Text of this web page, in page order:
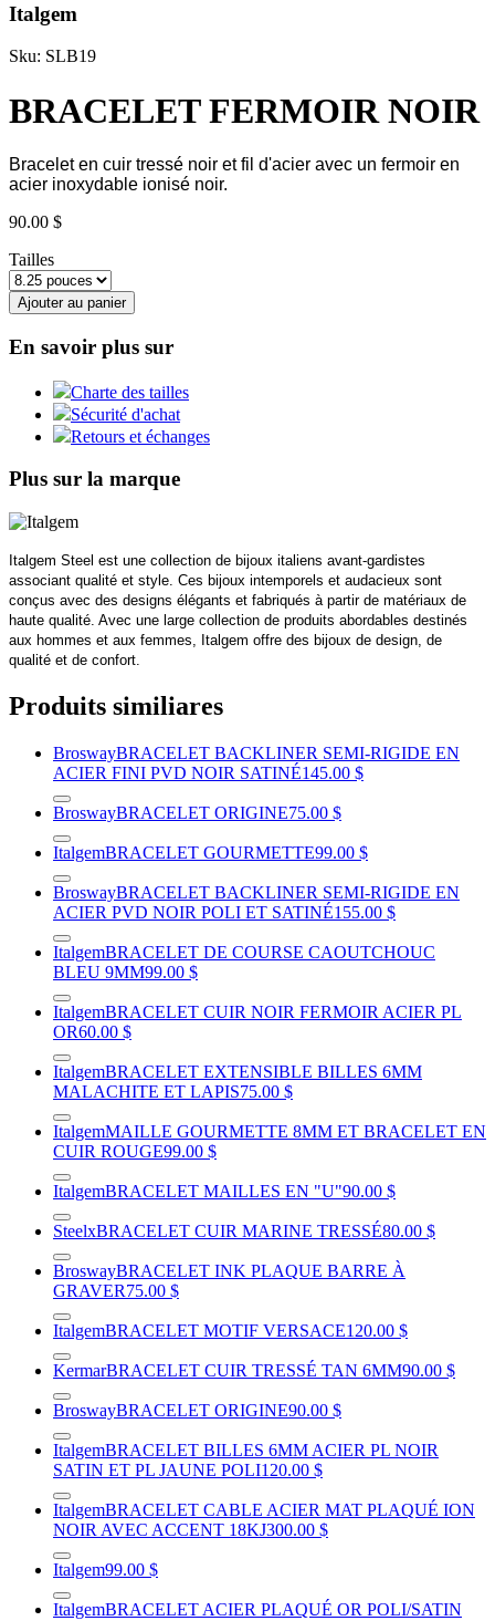
Italgem
Sku: SLB19
BRACELET FERMOIR NOIR
Bracelet en cuir tressé noir et fil d'acier avec un fermoir en
acier inoxydable ionisé noir.
90.00 $
Tailles
Ajouter au panier
En savoir plus sur
Charte des tailles
Sécurité d'achat
Retours et échanges
Plus sur la marque
Italgem Steel est une collection de bijoux italiens avant-gardistes
associant qualité et style. Ces bijoux intemporels et audacieux sont
conçus avec des designs élégants et fabriqués à partir de matériaux de
haute qualité. Avec une large collection de produits abordables destinés
aux hommes et aux femmes, Italgem offre des bijoux de design, de
qualité et de confort.
Produits similiares
BroswayBRACELET BACKLINER SEMI-RIGIDE EN
ACIER FINI PVD NOIR SATINÉ145.00 $
BroswayBRACELET ORIGINE75.00 $
ItalgemBRACELET GOURMETTE99.00 $
BroswayBRACELET BACKLINER SEMI-RIGIDE EN
ACIER PVD NOIR POLI ET SATINÉ155.00 $
ItalgemBRACELET DE COURSE CAOUTCHOUC
BLEU 9MM99.00 $
ItalgemBRACELET CUIR NOIR FERMOIR ACIER PL
OR60.00 $
ItalgemBRACELET EXTENSIBLE BILLES 6MM
MALACHITE ET LAPIS75.00 $
ItalgemMAILLE GOURMETTE 8MM ET BRACELET EN
CUIR ROUGE99.00 $
ItalgemBRACELET MAILLES EN "U"90.00 $
SteelxBRACELET CUIR MARINE TRESSÉ80.00 $
BroswayBRACELET INK PLAQUE BARRE À
GRAVER75.00 $
ItalgemBRACELET MOTIF VERSACE120.00 $
KermarBRACELET CUIR TRESSÉ TAN 6MM90.00 $
BroswayBRACELET ORIGINE90.00 $
ItalgemBRACELET BILLES 6MM ACIER PL NOIR
SATIN ET PL JAUNE POLI120.00 $
ItalgemBRACELET CABLE ACIER MAT PLAQUÉ ION
NOIR AVEC ACCENT 18KJ300.00 $
Italgem99.00 $
ItalgemBRACELET ACIER PLAQUÉ OR POLI/SATIN